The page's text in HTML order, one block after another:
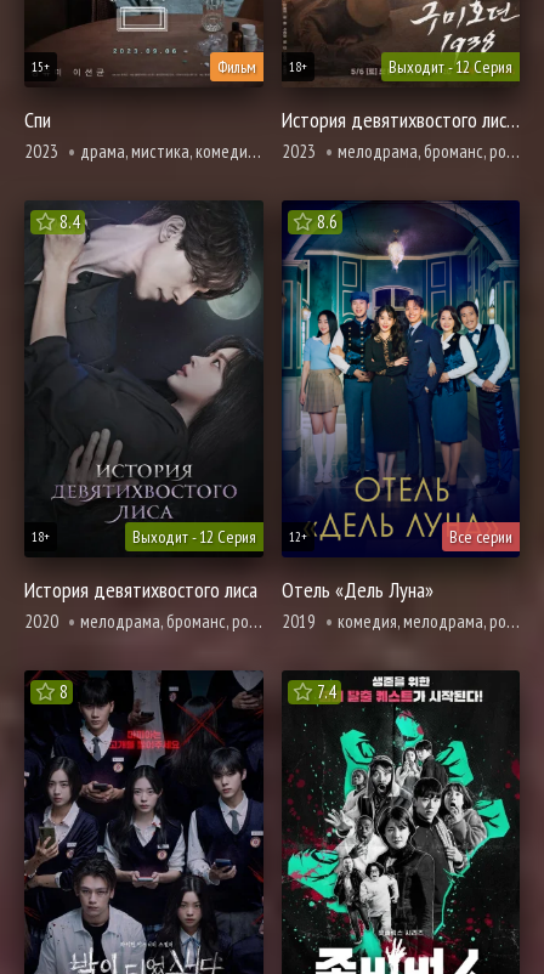
Фильм
15+
Спи
2023 драма, мистика, комедия, расследование, триллер, ужасы
Выходит - 12 Серия
18+
История девятихвостого лиса 2 сезон
2023 мелодрама, броманс, романтика, триллер, ужасы, фэнтези
8.4
Выходит - 12 Серия
18+
История девятихвостого лиса
2020 мелодрама, броманс, романтика, триллер, ужасы, фэнтези
8.6
Все серии
12+
Отель «Дель Луна»
2019 комедия, мелодрама, романтика, ужасы, фэнтези, смерть
8 7.4